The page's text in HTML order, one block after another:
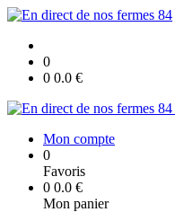
0
0 0.0 €
Mon compte
0
Favoris
0 0.0 €
Mon panier